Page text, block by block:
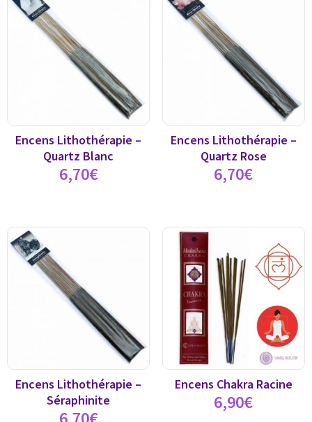
Encens Lithothérapie –
Quartz Blanc
6,70€
Encens Lithothérapie –
Quartz Rose
6,70€
Encens Lithothérapie –
Séraphinite
Encens Chakra Racine
6,90€